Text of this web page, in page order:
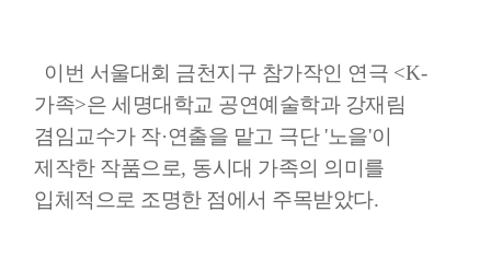
이번 서울대회 금천지구 참가작인 연극 <K-
가족>은 세명대학교 공연예술학과 강재림
겸임교수가 작·연출을 맡고 극단 '노을'이
제작한 작품으로, 동시대 가족의 의미를
입체적으로 조명한 점에서 주목받았다.